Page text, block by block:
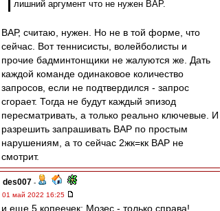
лишний аргумент что не нужен ВАР.
ВАР, считаю, нужен. Но не в той форме, что
сейчас. Вот теннисисты, волейболисты и
прочие бадминтонщики не жалуются же. Дать
каждой команде одинаковое количество
запросов, если не подтвердился - запрос
сгорает. Тогда не будут каждый эпизод
пересматривать, а только реально ключевые. И
разрешить запрашивать ВАР по простым
нарушениям, а то сейчас 2жк=кк ВАР не
смотрит.
des007 -
01 май 2022 16:25
и еще 5 копеечек: Мозес - только справа!